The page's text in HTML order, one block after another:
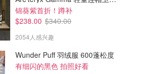
锦葵紫首折！蹲补
$238.00 $340.00
2054人感兴趣
Wunder Puff 羽绒服 600蓬松度
有细闪的黑色 拍照好看